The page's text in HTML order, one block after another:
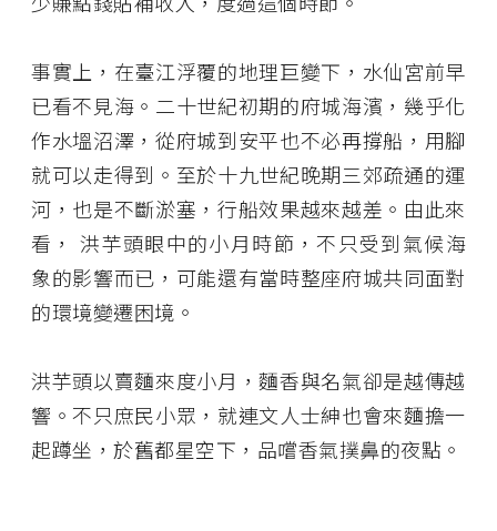
事實上，在臺江浮覆的地理巨變下，水仙宮前早
已看不見海。二十世紀初期的府城海濱，幾乎化
作水塭沼澤，從府城到安平也不必再撐船，用腳
就可以走得到。至於十九世紀晚期三郊疏通的運
河，也是不斷淤塞，行船效果越來越差。由此來
看， 洪芋頭眼中的小月時節，不只受到氣候海
象的影響而已，可能還有當時整座府城共同面對
的環境變遷困境。
洪芋頭以賣麵來度小月，麵香與名氣卻是越傳越
響。不只庶民小眾，就連文人士紳也會來麵擔一
起蹲坐，於舊都星空下，品嚐香氣撲鼻的夜點。